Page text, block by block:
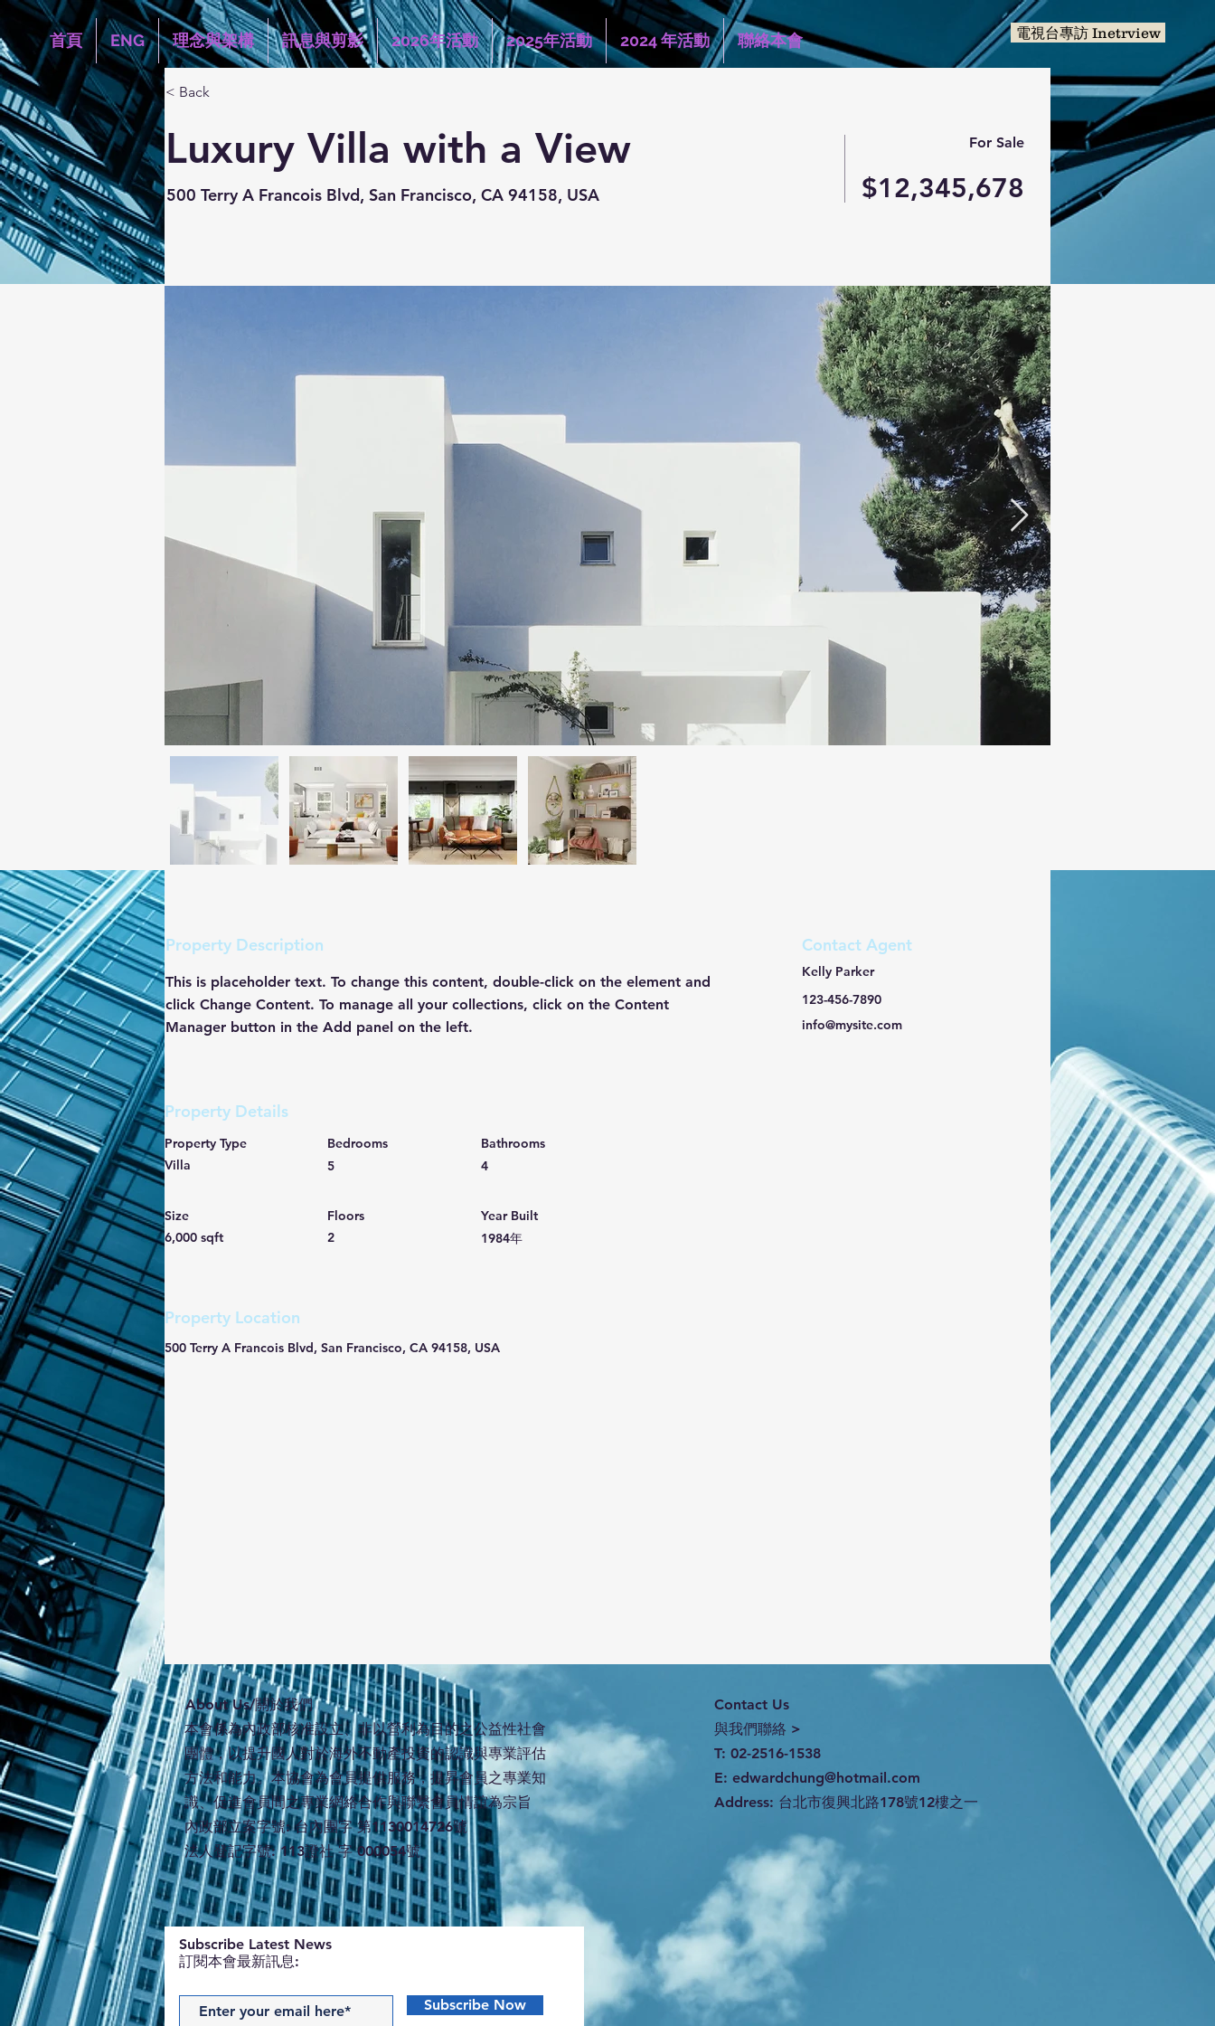
首頁 ENG 理念與架構 訊息與剪影 2026年活動 2025年活動 2024 年活動 聯絡本會 電視台專訪 Inetrview
< Back
Luxury Villa with a View
500 Terry A Francois Blvd, San Francisco, CA 94158, USA
For Sale
$12,345,678
Property Description
This is placeholder text. To change this content, double-click on the element and
click Change Content. To manage all your collections, click on the Content
Manager button in the Add panel on the left.
Contact Agent
Kelly Parker
123-456-7890
info@mysite.com
Property Details
Property Type
Villa
Bedrooms
5
Bathrooms
4
Size
6,000 sqft
Floors
2
Year Built
1984年
Property Location
500 Terry A Francois Blvd, San Francisco, CA 94158, USA
​About Us/關於我們
本會係為內政部核准設立、非以營利為目的之公益性社會
團體，以提升國人對於海外不動產投資的認識與專業評估
方法和能力。本協會為會員提供服務，提昇會員之專業知
識、促進會員間之專業網絡合作與聯繫會員情誼為宗旨
內政部立案字號: 台內團字 第1130014726號
法人登記字號: 113證社 字 000054號
Contact Us
與我們聯絡 >
T: 02-2516-1538
E: edwardchung@hotmail.com
Address: 台北市復興北路178號12樓之一
​Subscribe Latest News
訂閱本會最新訊息:
Subscribe Now